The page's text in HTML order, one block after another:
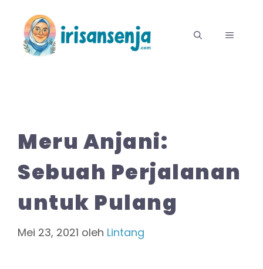
MENU
Meru Anjani:
Sebuah Perjalanan
untuk Pulang
Mei 23, 2021 oleh Lintang